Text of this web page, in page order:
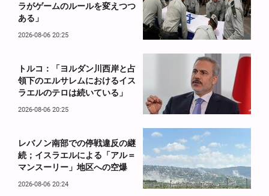
ラがゲームのルールを変えつつ
ある」
2026-08-06 20:25
トルコ：「ヨルダン川西岸と占
領下のエルサレムにおけるイス
ラエルのテロは続いている」
2026-08-06 20:25
レバノン南部での停戦違反の継
続；イスラエルによる「アル＝
マンスーリー」地区への空爆
2026-08-06 20:24